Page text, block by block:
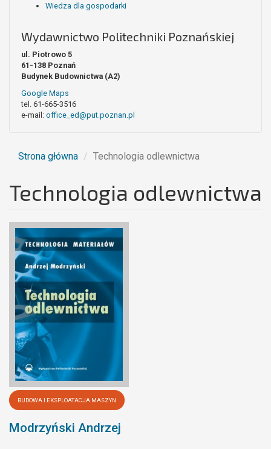
Wiedza dla gospodarki
Wydawnictwo Politechniki Poznańskiej
ul. Piotrowo 5
61-138 Poznań
Budynek Budownictwa (A2)
Google Maps
tel. 61-665-3516
e-mail: office_ed@put.poznan.pl
Strona główna Technologia odlewnictwa
Technologia odlewnictwa
BUDOWA I EKSPLOATACJA MASZYN
Modrzyński Andrzej